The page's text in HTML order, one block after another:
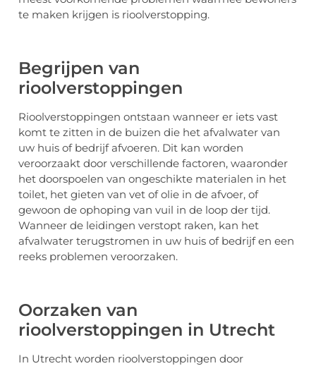
te maken krijgen is rioolverstopping.
Begrijpen van
rioolverstoppingen
Rioolverstoppingen ontstaan wanneer er iets vast
komt te zitten in de buizen die het afvalwater van
uw huis of bedrijf afvoeren. Dit kan worden
veroorzaakt door verschillende factoren, waaronder
het doorspoelen van ongeschikte materialen in het
toilet, het gieten van vet of olie in de afvoer, of
gewoon de ophoping van vuil in de loop der tijd.
Wanneer de leidingen verstopt raken, kan het
afvalwater terugstromen in uw huis of bedrijf en een
reeks problemen veroorzaken.
Oorzaken van
rioolverstoppingen in Utrecht
In Utrecht worden rioolverstoppingen door